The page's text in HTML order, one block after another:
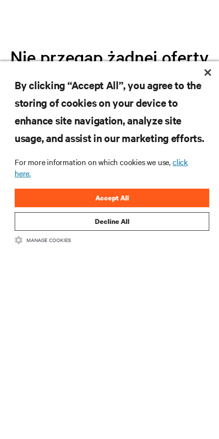
Nie przegap żadnej oferty
Dołącz do naszej listy mailingowej i
otrzymuj najnowsze informacje o
produktach oraz aktualności branżowe
od Vertiv.
ZAREJESTRUJ SIĘ
By clicking “Accept All”, you agree to the
storing of cookies on your device to
enhance site navigation, analyze site
usage, and assist in our marketing efforts.
For more information on which cookies we use,click
here.
Decline All
Accept All
MANAGE COOKIES